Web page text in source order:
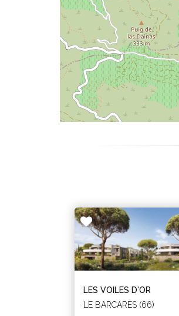
LES VOILES D'OR
LE BARCARÈS (66)